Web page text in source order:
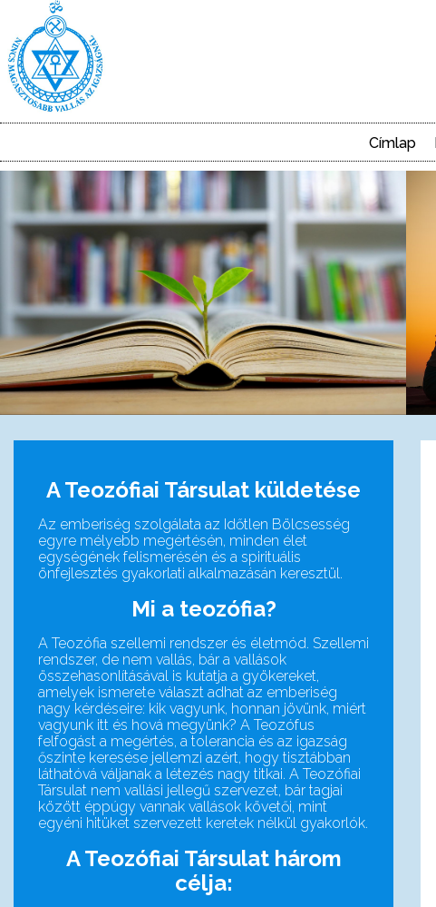
tartalomra
Main
navigation
Címlap
A Teozófiai Társulat küldetése
Az emberiség szolgálata az Időtlen Bölcsesség
egyre mélyebb megértésén, minden élet
egységének felismerésén és a spirituális
önfejlesztés gyakorlati alkalmazásán keresztül.
Mi a teozófia?
A Teozófia szellemi rendszer és életmód. Szellemi
rendszer, de nem vallás, bár a vallások
összehasonlításával is kutatja a gyökereket,
amelyek ismerete választ adhat az emberiség
nagy kérdéseire: kik vagyunk, honnan jövünk, miért
vagyunk itt és hová megyünk? A Teozófus
felfogást a megértés, a tolerancia és az igazság
őszinte keresése jellemzi azért, hogy tisztábban
láthatóvá váljanak a létezés nagy titkai. A Teozófiai
Társulat nem vallási jellegű szervezet, bár tagjai
között éppúgy vannak vallások követői, mint
egyéni hitüket szervezett keretek nélkül gyakorlók.
A Teozófiai Társulat három
célja: